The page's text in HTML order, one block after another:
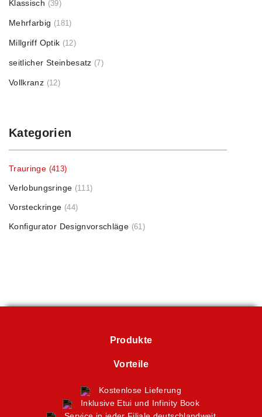
Klassisch (39)
Mehrfarbig (181)
Millgriff Optik (12)
seitlicher Steinbesatz (7)
Vollkranz (12)
Kategorien
Trauringe (413)
Verlobungsringe (111)
Vorsteckringe (44)
Konfigurator Designvorschläge (61)
Produkte
Vorteile
Kostenlose Lieferung
Inklusive Etui und Infinity Book